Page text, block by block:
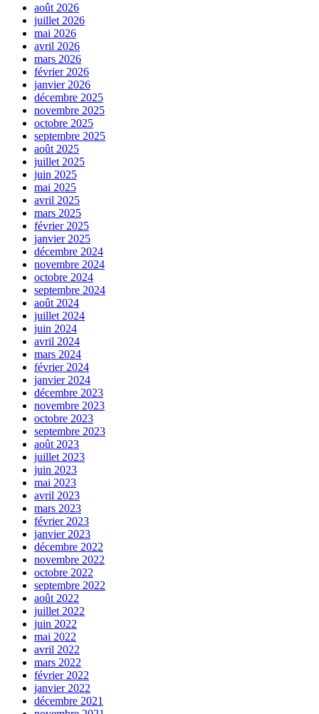
août 2026
juillet 2026
mai 2026
avril 2026
mars 2026
février 2026
janvier 2026
décembre 2025
novembre 2025
octobre 2025
septembre 2025
août 2025
juillet 2025
juin 2025
mai 2025
avril 2025
mars 2025
février 2025
janvier 2025
décembre 2024
novembre 2024
octobre 2024
septembre 2024
août 2024
juillet 2024
juin 2024
avril 2024
mars 2024
février 2024
janvier 2024
décembre 2023
novembre 2023
octobre 2023
septembre 2023
août 2023
juillet 2023
juin 2023
mai 2023
avril 2023
mars 2023
février 2023
janvier 2023
décembre 2022
novembre 2022
octobre 2022
septembre 2022
août 2022
juillet 2022
juin 2022
mai 2022
avril 2022
mars 2022
février 2022
janvier 2022
décembre 2021